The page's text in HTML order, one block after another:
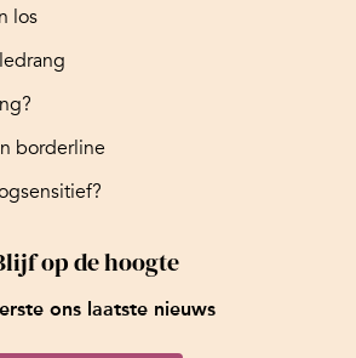
los
borderline
op de hoogte
ons laatste nieuws